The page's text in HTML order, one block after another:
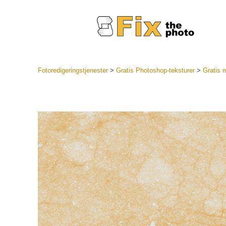
LR
samlinger
Beste
Mobile
Fotoredigeringstjenester> Gratis Photoshop-teksturer> Gratis